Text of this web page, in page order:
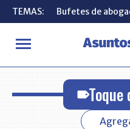
TEMAS: Bufetes de
INICIO Toque de queda
TEMAS: Bufetes de
Toque